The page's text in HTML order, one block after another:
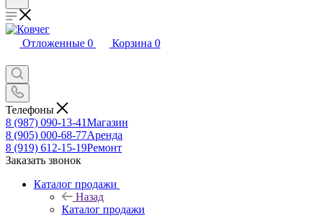
Отложенные 0 Корзина 0
Телефоны
8 (987) 090-13-41Магазин
8 (905) 000-68-77Аренда
8 (919) 612-15-19Ремонт
Заказать звонок
Каталог продажи
Назад
Каталог продажи